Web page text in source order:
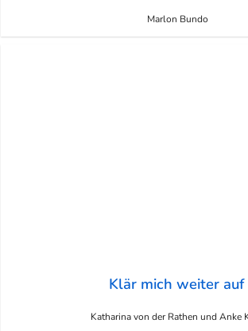
Marlon Bundo
Klär mich weiter auf
Katharina von der Rathen und Anke